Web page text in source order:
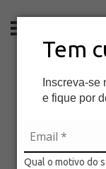
Tem
Inscreva-se
e fique por
Qual o motivo do